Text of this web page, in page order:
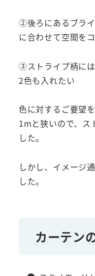
②後ろにあるブラ
に合わせて空間を
③ストライプ柄に
2色も入れたい
色に対するご要望
1mと狭いので、ス
した。
しかし、イメージ
した。
カーテン